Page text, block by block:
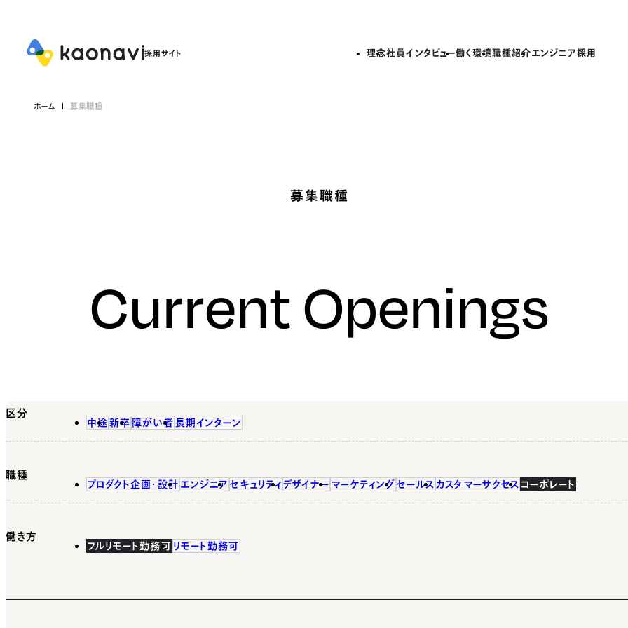
理念社員インタビュー働く環境職種紹介エンジニア採用
ホーム 募集職種
募集職種
Current Openings
区分
中途 新卒 障がい者 長期インターン
職種
プロダクト企画・設計 エンジニア セキュリティ デザイナー マーケティング セールス カスタマーサクセス コーポレート
働き方
フルリモート勤務可 リモート勤務可